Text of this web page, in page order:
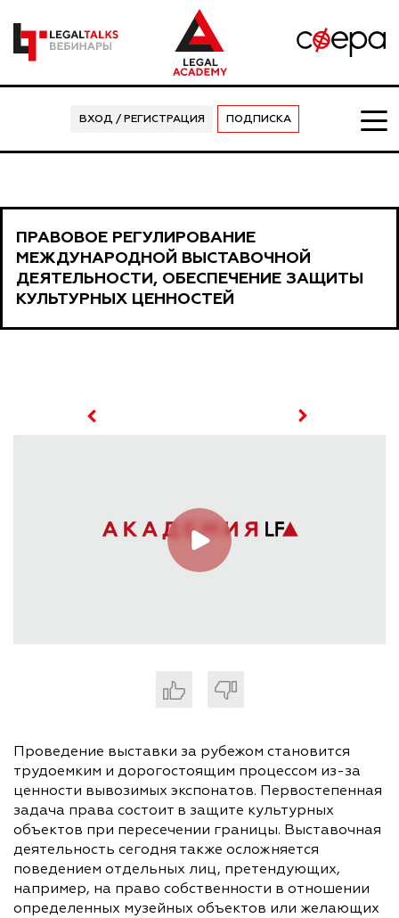
ВХОД / РЕГИСТРАЦИЯ ПОДПИСКА
ПРАВОВОЕ РЕГУЛИРОВАНИЕ
МЕЖДУНАРОДНОЙ ВЫСТАВОЧНОЙ
ДЕЯТЕЛЬНОСТИ, ОБЕСПЕЧЕНИЕ ЗАЩИТЫ
КУЛЬТУРНЫХ ЦЕННОСТЕЙ
Проведение выставки за рубежом становится
трудоемким и дорогостоящим процессом из-за
ценности вывозимых экспонатов. Первостепенная
задача права состоит в защите культурных
объектов при пересечении границы. Выставочная
деятельность сегодня также осложняется
поведением отдельных лиц, претендующих,
например, на право собственности в отношении
определенных музейных объектов или желающих